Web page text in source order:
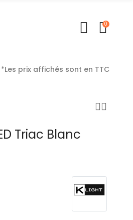
0
*Les prix affichés sont en TTC
Triac Blanc